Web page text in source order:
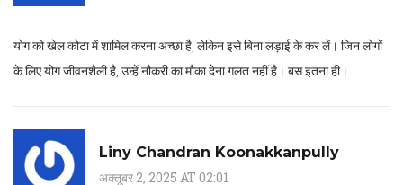
योग को खेल कोटा में शामिल करना अच्छा है, लेकिन इसे बिना लड़ाई के कर लें। जिन लोगों
के लिए योग जीवनशैली है, उन्हें नौकरी का मौका देना गलत नहीं है। बस इतना ही।
Liny Chandran Koonakkanpully
अक्तूबर 2, 2025 AT 02:01